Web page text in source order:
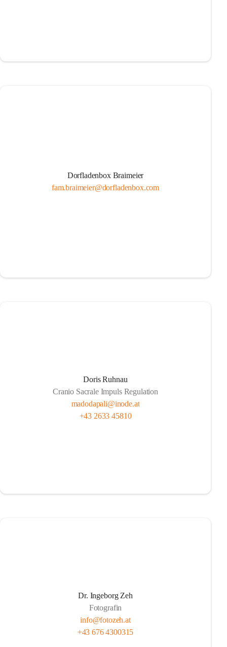
Dorfladenbox Braimeier
fam.braimeier@dorfladenbox.com
Doris Ruhnau
Cranio Sacrale Impuls Regulation
madodapali@inode.at
+43 2633 45810
Dr. Ingeborg Zeh
Fotografin
info@fotozeh.at
+43 676 4300315